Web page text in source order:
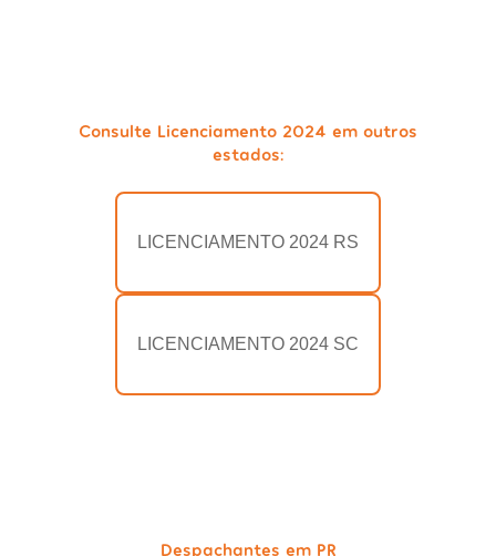
Consulte Licenciamento 2024 em outros
estados:
LICENCIAMENTO 2024 RS
LICENCIAMENTO 2024 SC
Despachantes em PR